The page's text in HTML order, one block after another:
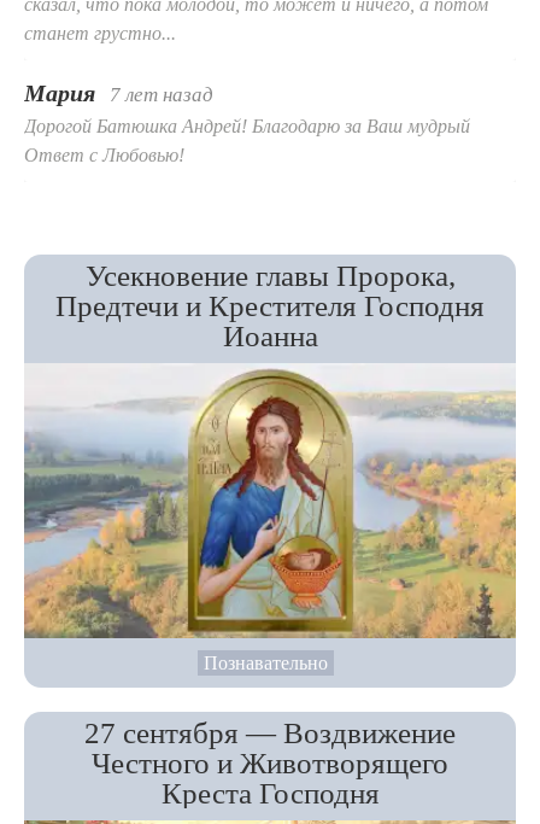
станет грустно...
Мария 7 лет назад
Дорогой Батюшка Андрей! Благодарю за Ваш мудрый
Ответ с Любовью!
Усекновение главы Пророка,
Предтечи и Крестителя Господня
Иоанна
Познавательно
27 сентября — Воздвижение
Честного и Животворящего
Креста Господня